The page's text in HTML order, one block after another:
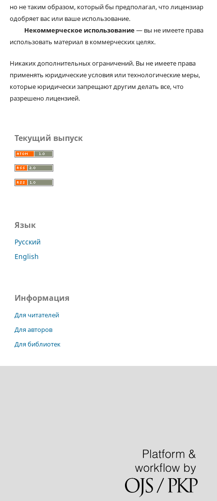
но не таким образом, который бы предполагал, что лицензиар
одобряет вас или ваше использование.
Некоммерческое использование— вы не имеете права
использовать материал в коммерческих целях.
Никаких дополнительных ограничений. Вы не имеете права
применять юридические условия или технологические меры,
которые юридически запрещают другим делать все, что
разрешено лицензией.
Текущий выпуск
Язык
Русский
English
Информация
Для читателей
Для авторов
Для библиотек